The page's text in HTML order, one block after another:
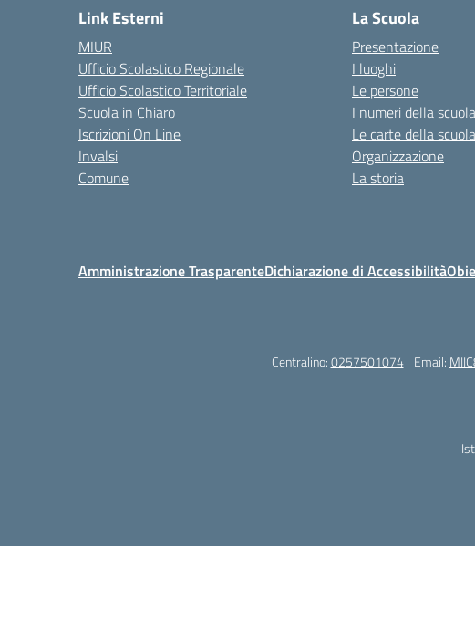
Link Esterni
MIUR
Ufficio Scolastico Regionale
Ufficio Scolastico Territoriale
Scuola in Chiaro
Iscrizioni On Line
Invalsi
Comune
La Scuola
Presentazione
I luoghi
Le persone
I numeri della scuola
Le carte della scuola
Organizzazione
La storia
Amministrazione TrasparenteDichiarazione di Accessibilità
Centralino:0257501074 Email: